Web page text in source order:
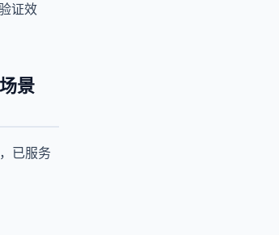
证效
景
已服务